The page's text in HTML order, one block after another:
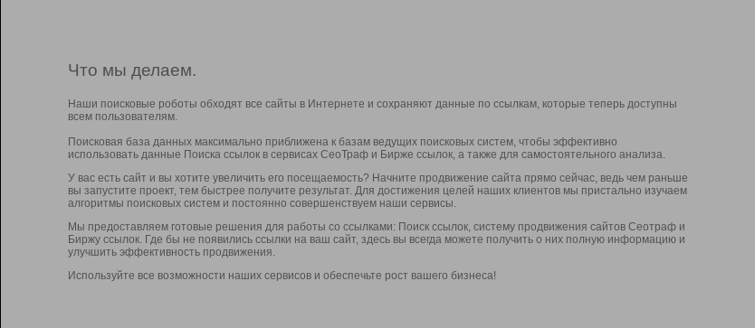
Что мы делаем.
Наши поисковые роботы обходят все сайты в Интернете и сохраняют данные по ссылкам, которые теперь доступны
всем пользователям.
Поисковая база данных максимально приближена к базам ведущих поисковых систем, чтобы эффективно
использовать данные Поиска ссылок в сервисах СеоТраф и Бирже ссылок, а также для самостоятельного анализа.
У вас есть сайт и вы хотите увеличить его посещаемость? Начните продвижение сайта прямо сейчас, ведь чем раньше
вы запустите проект, тем быстрее получите результат. Для достижения целей наших клиентов мы пристально изучаем
алгоритмы поисковых систем и постоянно совершенствуем наши сервисы.
Мы предоставляем готовые решения для работы со ссылками: Поиск ссылок, систему продвижения сайтов Сеотраф и
Биржу ссылок. Где бы не появились ссылки на ваш сайт, здесь вы всегда можете получить о них полную информацию и
улучшить эффективность продвижения.
Используйте все возможности наших сервисов и обеспечьте рост вашего бизнеса!